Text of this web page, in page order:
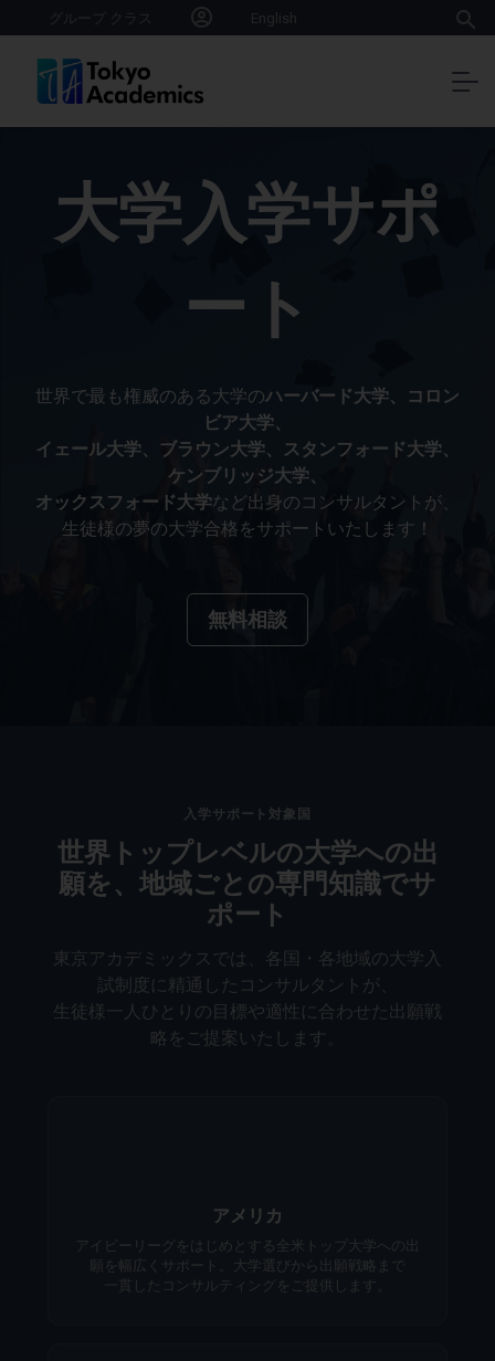
グループ クラス English
大学入学サポ
ート
世界で最も権威のある大学のハーバード大学、コロン
ビア大学、
イェール大学、ブラウン大学、スタンフォード大学、
ケンブリッジ大学、
オックスフォード大学など出身のコンサルタントが、
生徒様の夢の大学合格をサポートいたします！
無料相談
入学サポート対象国
世界トップレベルの大学への出
願を、地域ごとの専門知識でサ
ポート
東京アカデミックスでは、各国・各地域の大学入
試制度に精通したコンサルタントが、
生徒様一人ひとりの目標や適性に合わせた出願戦
略をご提案いたします。
アメリカ
アイビーリーグをはじめとする全米トップ大学への出
願を幅広くサポート。大学選びから出願戦略まで
一貫したコンサルティングをご提供します。